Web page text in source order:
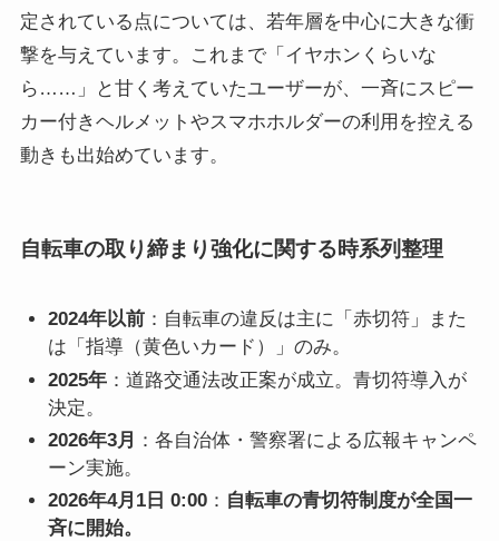
定されている点については、若年層を中心に大きな衝
撃を与えています。これまで「イヤホンくらいな
ら……」と甘く考えていたユーザーが、一斉にスピー
カー付きヘルメットやスマホホルダーの利用を控える
動きも出始めています。
自転車の取り締まり強化に関する時系列整理
2024年以前 ：自転車の違反は主に「赤切符」また
は「指導（黄色いカード）」のみ。
2025年 ：道路交通法改正案が成立。青切符導入が
決定。
2026年3月
：各自治体・警察署による広報キャンペ
ーン実施。
2026年4月1日 0:00 ： 自転車の青切符制度が全国一
斉に開始。